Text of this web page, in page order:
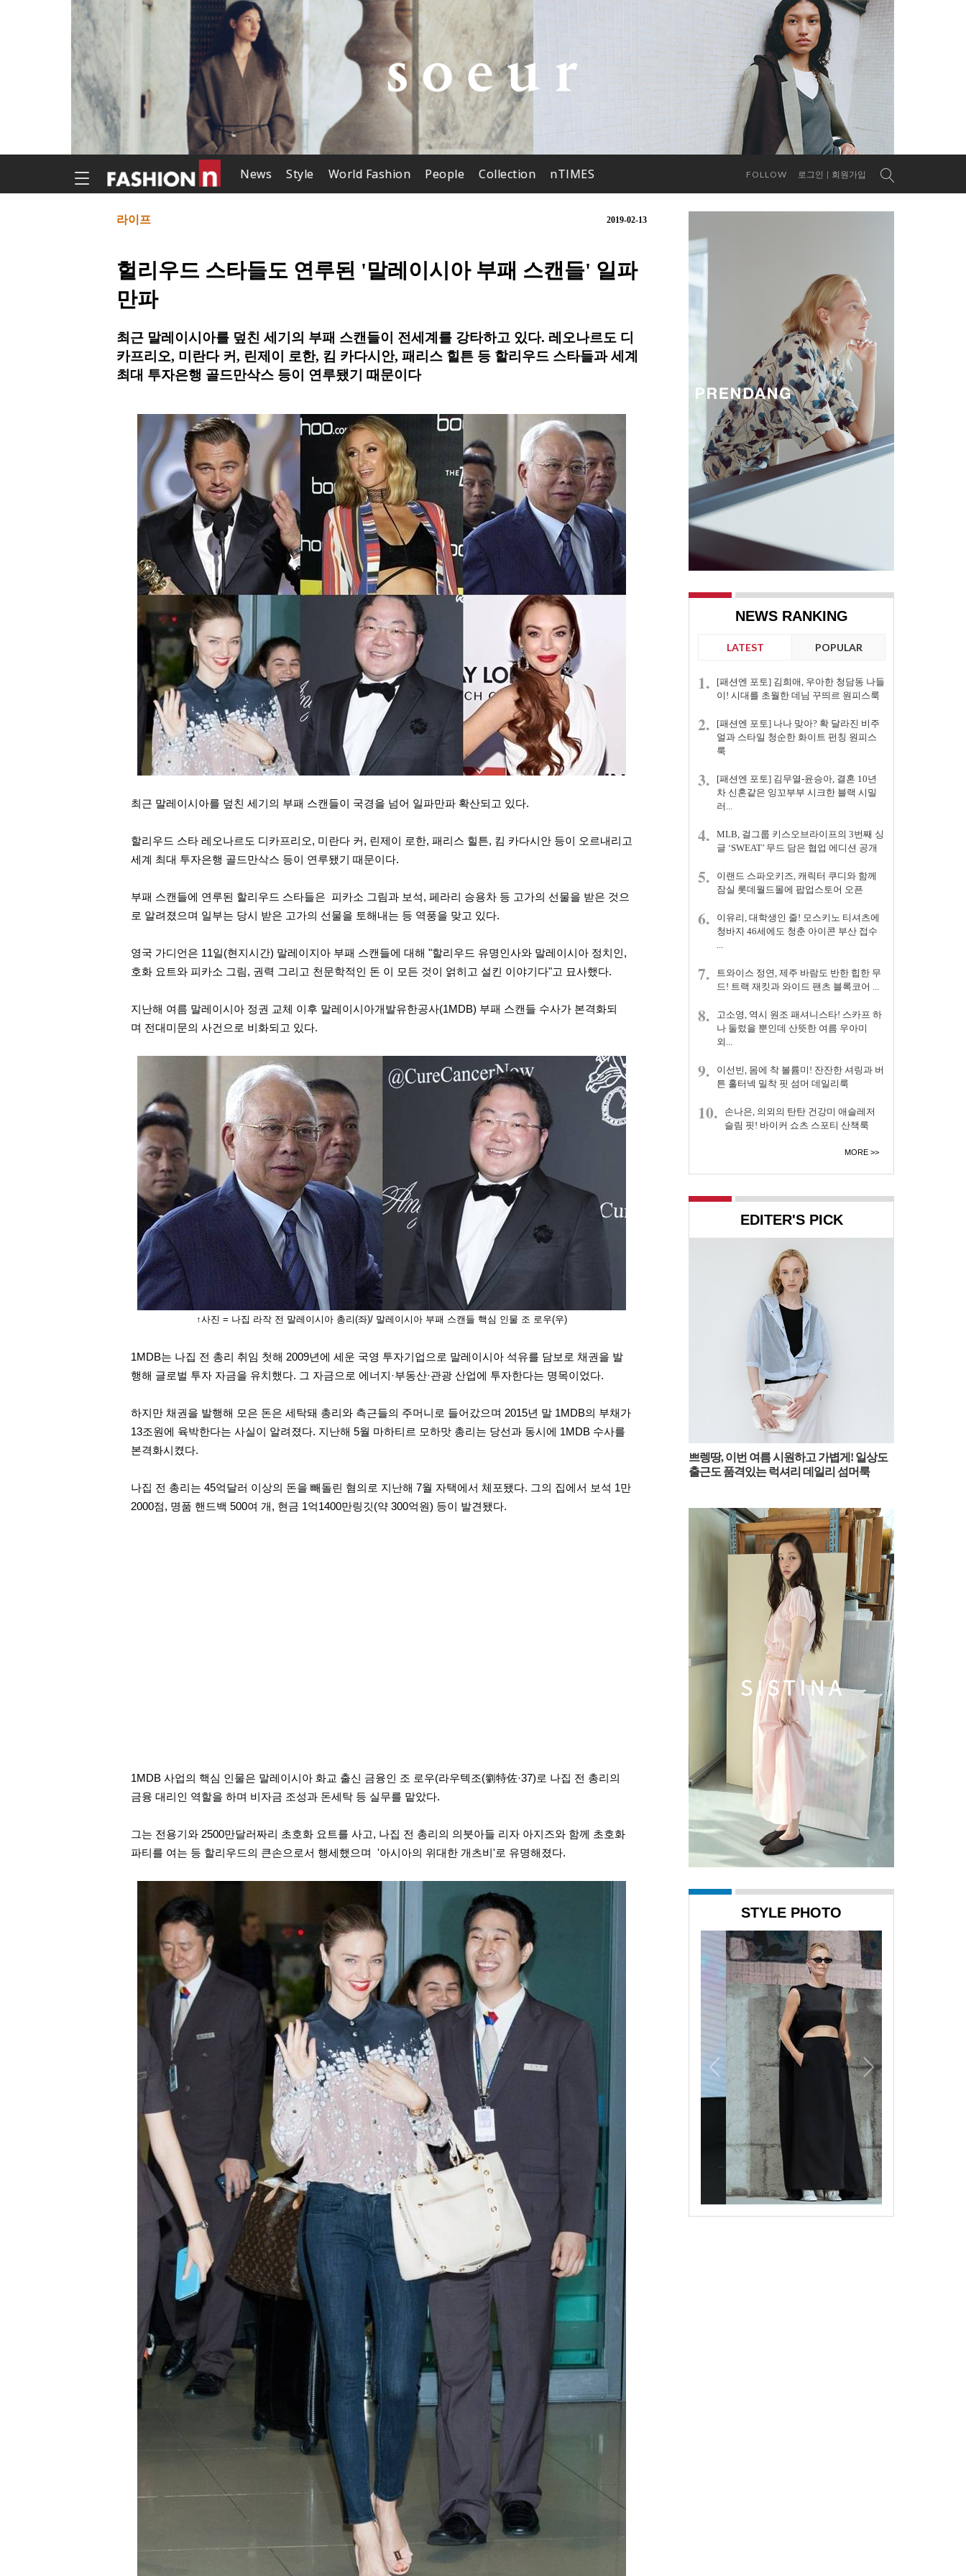
News Style World Fashion People Collection nTIMES FOLLOW 로그인 회원가입
라이프 2019-02-13
헐리우드 스타들도 연루된 '말레이시아 부패 스캔들' 일파
만파
최근 말레이시아를 덮친 세기의 부패 스캔들이 전세계를 강타하고 있다. 레오나르도 디
카프리오, 미란다 커, 린제이 로한, 킴 카다시안, 패리스 힐튼 등 할리우드 스타들과 세계
최대 투자은행 골드만삭스 등이 연루됐기 때문이다
최근 말레이시아를 덮친 세기의 부패 스캔들이 국경을 넘어 일파만파 확산되고 있다.
할리우드 스타 레오나르도 디카프리오, 미란다 커, 린제이 로한, 패리스 힐튼, 킴 카다시안 등이 오르내리고
세계 최대 투자은행 골드만삭스 등이 연루됐기 때문이다.
부패 스캔들에 연루된 할리우드 스타들은 피카소 그림과 보석, 페라리 승용차 등 고가의 선물을 받은 것으
로 알려졌으며 일부는 당시 받은 고가의 선물을 토해내는 등 역풍을 맞고 있다.
영국 가디언은 11일(현지시간) 말레이지아 부패 스캔들에 대해 "할리우드 유명인사와 말레이시아 정치인,
호화 요트와 피카소 그림, 권력 그리고 천문학적인 돈 이 모든 것이 얽히고 설킨 이야기다"고 묘사했다.
지난해 여름 말레이시아 정권 교체 이후 말레이시아개발유한공사(1MDB) 부패 스캔들 수사가 본격화되
며 전대미문의 사건으로 비화되고 있다.
↑사진 = 나집 라작 전 말레이시아 총리(좌)/ 말레이시아 부패 스캔들 핵심 인물 조 로우(우)
1MDB는 나집 전 총리 취임 첫해 2009년에 세운 국영 투자기업으로 말레이시아 석유를 담보로 채권을 발
행해 글로벌 투자 자금을 유치했다. 그 자금으로 에너지·부동산·관광 산업에 투자한다는 명목이었다.
하지만 채권을 발행해 모은 돈은 세탁돼 총리와 측근들의 주머니로 들어갔으며 2015년 말 1MDB의 부채가
13조원에 육박한다는 사실이 알려졌다. 지난해 5월 마하티르 모하맛 총리는 당선과 동시에 1MDB 수사를
본격화시켰다.
나집 전 총리는 45억달러 이상의 돈을 빼돌린 혐의로 지난해 7월 자택에서 체포됐다. 그의 집에서 보석 1만
2000점, 명품 핸드백 500여 개, 현금 1억1400만링깃(약 300억원) 등이 발견됐다.
1MDB 사업의 핵심 인물은 말레이시아 화교 출신 금융인 조 로우(라우텍조(劉特佐·37)로 나집 전 총리의
금융 대리인 역할을 하며 비자금 조성과 돈세탁 등 실무를 맡았다.
그는 전용기와 2500만달러짜리 초호화 요트를 사고, 나집 전 총리의 의붓아들 리자 아지즈와 함께 초호화
파티를 여는 등 할리우드의 큰손으로서 행세했으며 '아시아의 위대한 개츠비'로 유명해졌다.
NEWS RANKING
LATEST POPULAR
1.
[패션엔 포토] 김희애, 우아한 청담동 나들
이! 시대를 초월한 데님 꾸띄르 원피스룩
2.
[패션엔 포토] 나나 맞아? 확 달라진 비주
얼과 스타일 청순한 화이트 펀칭 원피스
룩
3.
[패션엔 포토] 김무열-윤승아, 결혼 10년
차 신혼같은 잉꼬부부 시크한 블랙 시밀
러...
4.
MLB, 걸그룹 키스오브라이프의 3번째 싱
글 ‘SWEAT’ 무드 담은 협업 에디션 공개
5.
이랜드 스파오키즈, 캐릭터 쿠디와 함께
잠실 롯데월드몰에 팝업스토어 오픈
6.
이유리, 대학생인 줄! 모스키노 티셔츠에
청바지 46세에도 청춘 아이콘 부산 접수
...
7.
트와이스 정연, 제주 바람도 반한 힙한 무
드! 트랙 재킷과 와이드 팬츠 블록코어 ...
8.
고소영, 역시 원조 패셔니스타! 스카프 하
나 둘렀을 뿐인데 산뜻한 여름 우아미
외...
9.
이선빈, 몸에 착 볼륨미! 잔잔한 셔링과 버
튼 홀터넥 밀착 핏 섬머 데일리룩
10.
손나은, 의외의 탄탄 건강미 애슬레저
슬림 핏! 바이커 쇼츠 스포티 산책룩
MORE
EDITER'S PICK
쁘렝땅, 이번 여름 시원하고 가볍게! 일상도
출근도 품격있는 럭셔리 데일리 섬머룩
STYLE PHOTO